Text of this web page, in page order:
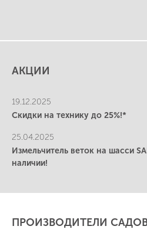
АКЦИИ
19.12.2025
Скидки на технику до 25%!*
25.04.2025
Измельчитель веток на шасси
наличии!
ПРОИЗВОДИТЕЛИ